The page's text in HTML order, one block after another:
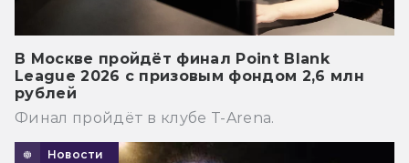
В Москве пройдёт финал Point Blank
League 2026 с призовым фондом 2,6 млн
рублей
Финал пройдёт в клубе T-Arena.
Новости